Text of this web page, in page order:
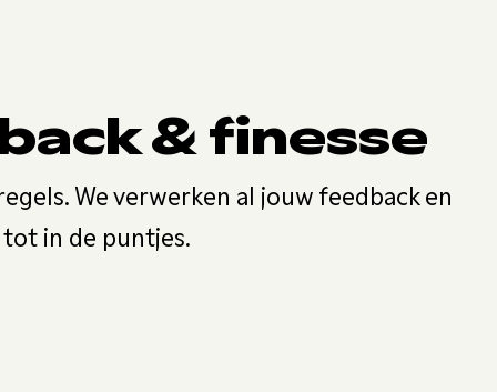
& finesse
We verwerken al jouw feedback en
in de puntjes.